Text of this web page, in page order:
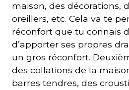
maison, des décorations,
oreillers, etc. Cela va te
réconfort que tu connais
d’apporter ses propres
un gros réconfort.
des collations de la
barres tendres, des